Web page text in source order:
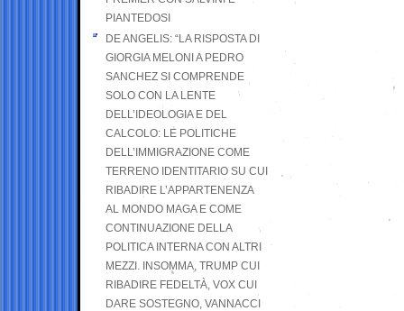
PIANTEDOSI
DE ANGELIS: “LA RISPOSTA DI
GIORGIA MELONI A PEDRO
SANCHEZ SI COMPRENDE
SOLO CON LA LENTE
DELL’IDEOLOGIA E DEL
CALCOLO: LE POLITICHE
DELL’IMMIGRAZIONE COME
TERRENO IDENTITARIO SU CUI
RIBADIRE L’APPARTENENZA
AL MONDO MAGA E COME
CONTINUAZIONE DELLA
POLITICA INTERNA CON ALTRI
MEZZI. INSOMMA, TRUMP CUI
RIBADIRE FEDELTÀ, VOX CUI
DARE SOSTEGNO, VANNACCI